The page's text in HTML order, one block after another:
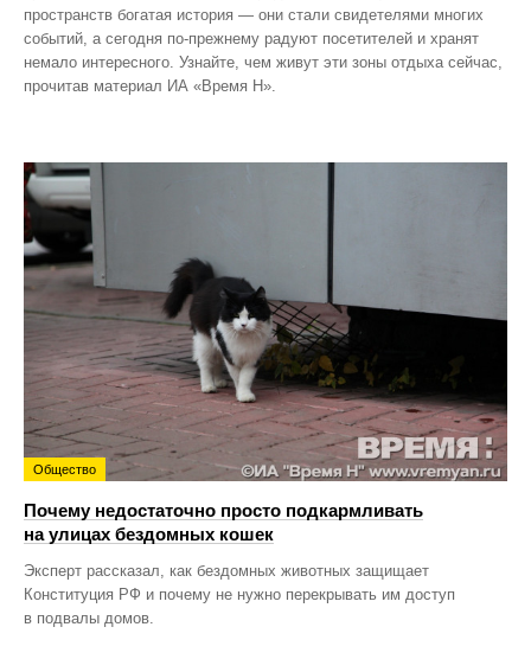
пространств богатая история — они стали свидетелями многих
событий, а сегодня по‑прежнему радуют посетителей и хранят
немало интересного. Узнайте, чем живут эти зоны отдыха сейчас,
прочитав материал ИА «Время Н».
Общество
Почему недостаточно просто подкармливать
на улицах бездомных кошек
Эксперт рассказал, как бездомных животных защищает
Конституция РФ и почему не нужно перекрывать им доступ
в подвалы домов.